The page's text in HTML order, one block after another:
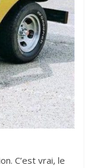
C’est vrai, le